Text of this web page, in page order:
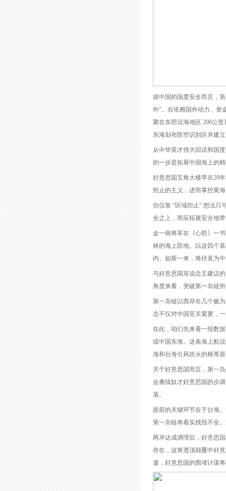
就中国的国度安全而言，
外”。在依赖国外动力、资
聚在东部沿海地区 200公
东海划布防空识别区并建
从中华英才伟大回话和国
的一步是拓展中国海上的
好意思国五角大楼早在20
拒止的主义，进而掌控黄
但仅靠 “区域拒止” 想法只
全之上，而应拓展安全地
金一南将军在《心胜》一
林的海上防地。以这四个
内。如斯一来，将径直为
与好意思国东说念主建议
角度来看，突破第一岛链
第一岛链以西存在几个极
念不仅对中国至关紧要，
在此，咱们先来看一组数
或中国东海。这条海上航
海和台海引风吹火的根蒂
关于好意思国而言，第一
会赓续奴才好意思国的步
落。
面前的关键环节在于台海
第一岛链将着实残毁不全
两岸达成调理后，好意思
存在，这将透顶颠覆中好
遣，好意思国的围堵计谋